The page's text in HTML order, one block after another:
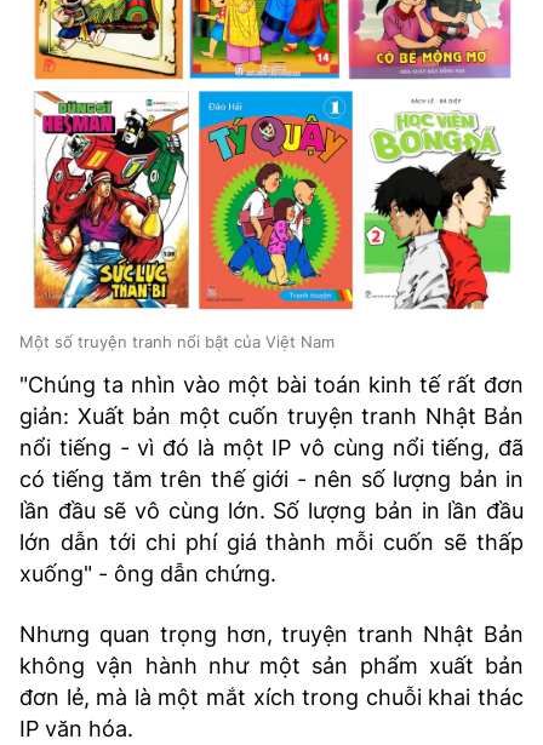
Một số truyện tranh nổi bật của Việt Nam
"Chúng ta nhìn vào một bài toán kinh tế rất đơn
giản: Xuất bản một cuốn truyện tranh Nhật Bản
nổi tiếng - vì đó là một IP vô cùng nổi tiếng, đã
có tiếng tăm trên thế giới - nên số lượng bản in
lần đầu sẽ vô cùng lớn. Số lượng bản in lần đầu
lớn dẫn tới chi phí giá thành mỗi cuốn sẽ thấp
xuống" - ông dẫn chứng.
Nhưng quan trọng hơn, truyện tranh Nhật Bản
không vận hành như một sản phẩm xuất bản
đơn lẻ, mà là một mắt xích trong chuỗi khai thác
IP văn hóa.